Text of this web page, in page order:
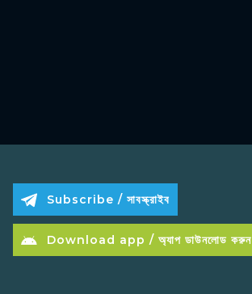
Subscribe / সাবস্ক্রাইব
Download app / অ্যাপ ডাউনলোড করুন